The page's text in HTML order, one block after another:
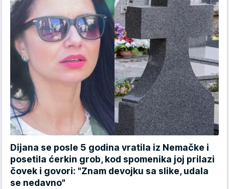
Dijana se posle 5 godina vratila iz Nemačke i
posetila ćerkin grob, kod spomenika joj prilazi
čovek i govori: "Znam devojku sa slike, udala
se nedavno"